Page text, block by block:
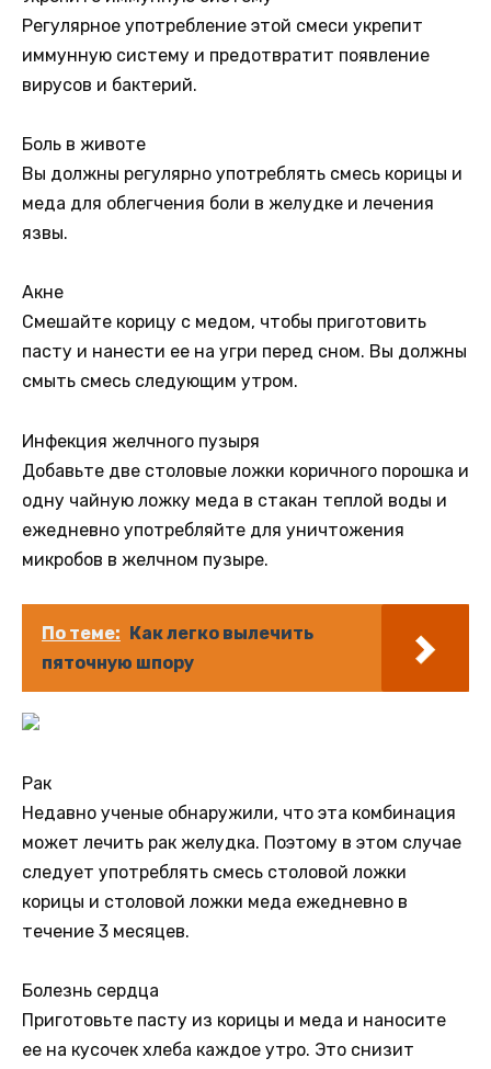
Регулярное употребление этой смеси укрепит
иммунную систему и предотвратит появление
вирусов и бактерий.
Боль в животе
Вы должны регулярно употреблять смесь корицы и
меда для облегчения боли в желудке и лечения
язвы.
Акне
Смешайте корицу с медом, чтобы приготовить
пасту и нанести ее на угри перед сном. Вы должны
смыть смесь следующим утром.
Инфекция желчного пузыря
Добавьте две столовые ложки коричного порошка и
одну чайную ложку меда в стакан теплой воды и
ежедневно употребляйте для уничтожения
микробов в желчном пузыре.
По теме: Как легко вылечить
пяточную шпору
Рак
Недавно ученые обнаружили, что эта комбинация
может лечить рак желудка. Поэтому в этом случае
следует употреблять смесь столовой ложки
корицы и столовой ложки меда ежедневно в
течение 3 месяцев.
Болезнь сердца
Приготовьте пасту из корицы и меда и наносите
ее на кусочек хлеба каждое утро. Это снизит